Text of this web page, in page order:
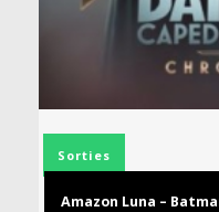
Sorties
Amazon Luna –